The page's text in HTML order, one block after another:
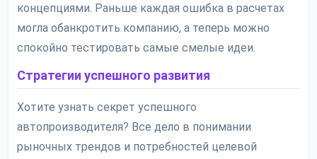
концепциями. Раньше каждая ошибка в расчетах
могла обанкротить компанию, а теперь можно
спокойно тестировать самые смелые идеи.
Стратегии успешного развития
Хотите узнать секрет успешного
автопроизводителя? Все дело в понимании
рыночных трендов и потребностей целевой